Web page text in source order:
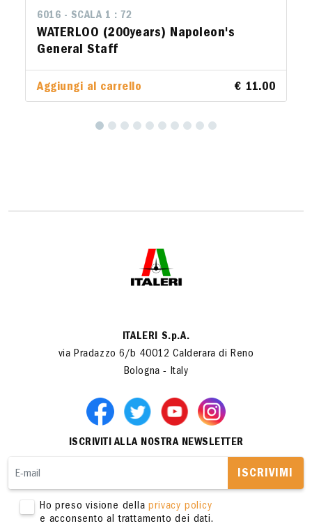
6016 - SCALA 1 : 72
WATERLOO (200years) Napoleon's
General Staff
Aggiungi al carrello € 11.00
French Supply
ITALERI S.p.A.
via Pradazzo 6/b 40012 Calderara di Reno
Bologna - Italy
ISCRIVITI ALLA NOSTRA NEWSLETTER
ISCRIVIMI
Ho preso visione dellaprivacy policy
e acconsento al trattamento dei dati.